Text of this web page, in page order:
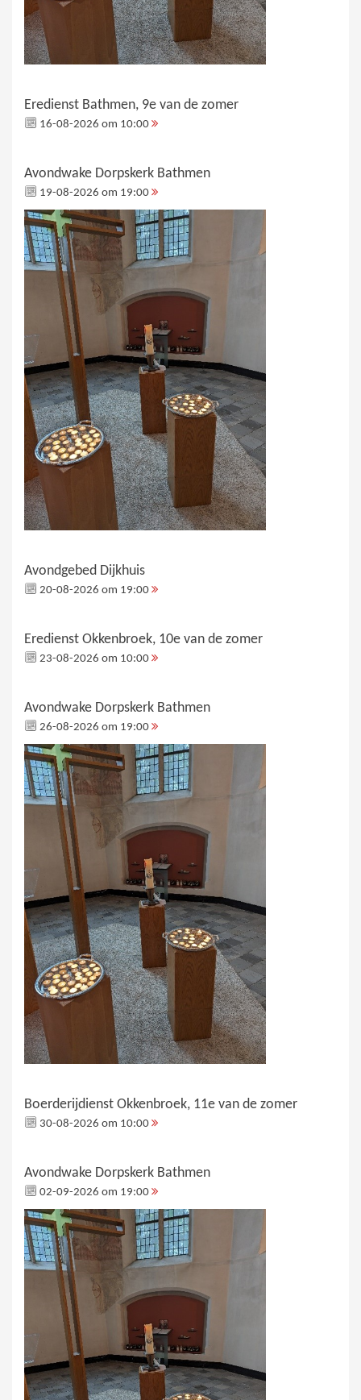
Eredienst Bathmen, 9e van de zomer
16-08-2026 om 10:00
Avondwake Dorpskerk Bathmen
19-08-2026 om 19:00
Avondgebed Dijkhuis
20-08-2026 om 19:00
Eredienst Okkenbroek, 10e van de zomer
23-08-2026 om 10:00
Avondwake Dorpskerk Bathmen
26-08-2026 om 19:00
Boerderijdienst Okkenbroek, 11e van de zomer
30-08-2026 om 10:00
Avondwake Dorpskerk Bathmen
02-09-2026 om 19:00